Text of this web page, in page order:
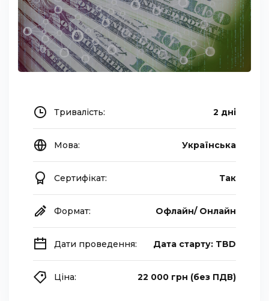
Тривалість: 2 дні
Мова: Українська
Сертифікат: Так
Формат: Офлайн/ Онлайн
Дати проведення: Дата старту: TBD
Ціна: 22 000 грн (без ПДВ)